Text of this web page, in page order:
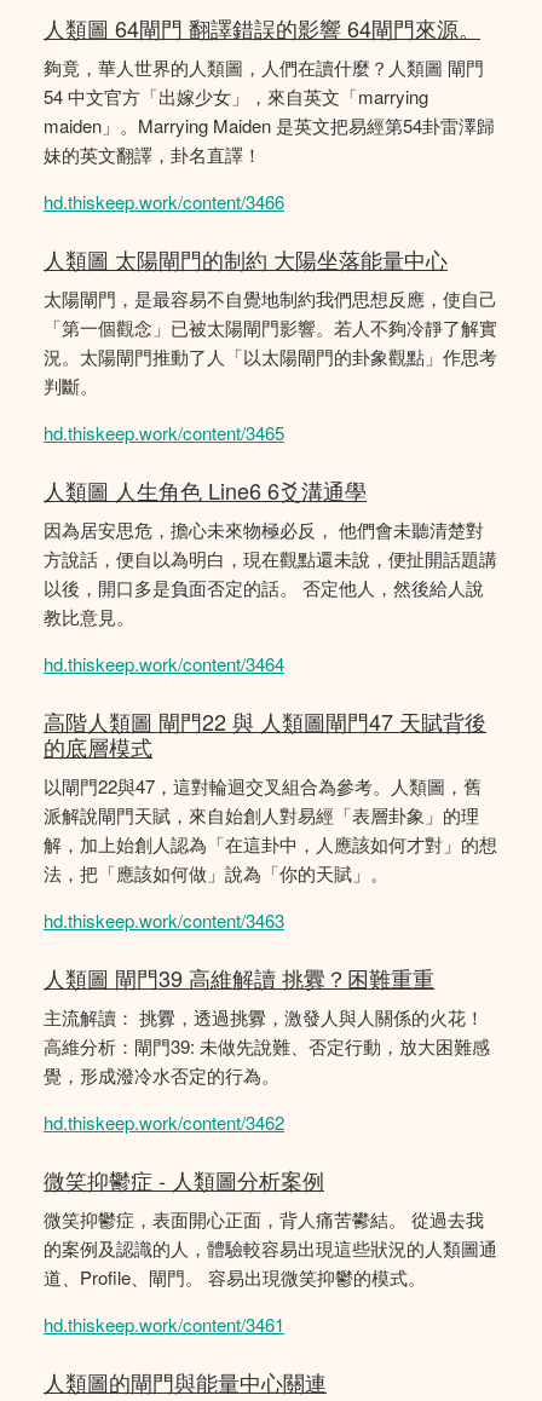
人類圖 64閘門 翻譯錯誤的影響 64閘門來源。
夠竟，華人世界的人類圖，人們在讀什麼？人類圖 閘門
54 中文官方「出嫁少女」，來自英文「marrying
maiden」。Marrying Maiden 是英文把易經第54卦雷澤歸
妹的英文翻譯，卦名直譯！
hd.thiskeep.work/content/3466
人類圖 太陽閘門的制約 大陽坐落能量中心
太陽閘門，是最容易不自覺地制約我們思想反應，使自己
「第一個觀念」已被太陽閘門影響。若人不夠冷靜了解實
況。太陽閘門推動了人「以太陽閘門的卦象觀點」作思考
判斷。
hd.thiskeep.work/content/3465
人類圖 人生角色 Line6 6爻溝通學
因為居安思危，擔心未來物極必反， 他們會未聽清楚對
方說話，便自以為明白，現在觀點還未說，便扯開話題講
以後，開口多是負面否定的話。 否定他人，然後給人說
教比意見。
hd.thiskeep.work/content/3464
高階人類圖 閘門22 與 人類圖閘門47 天賦背後
的底層模式
以閘門22與47，這對輪迴交叉組合為參考。人類圖，舊
派解說閘門天賦，來自始創人對易經「表層卦象」的理
解，加上始創人認為「在這卦中，人應該如何才對」的想
法，把「應該如何做」說為「你的天賦」。
hd.thiskeep.work/content/3463
人類圖 閘門39 高維解讀 挑釁？困難重重
主流解讀： 挑釁，透過挑釁，激發人與人關係的火花！
高維分析：閘門39: 未做先說難、否定行動，放大困難感
覺，形成潑冷水否定的行為。
hd.thiskeep.work/content/3462
微笑抑鬱症 - 人類圖分析案例
微笑抑鬱症，表面開心正面，背人痛苦鬰結。 從過去我
的案例及認識的人，體驗較容易出現這些狀況的人類圖通
道、Profile、閘門。 容易出現微笑抑鬱的模式。
hd.thiskeep.work/content/3461
人類圖的閘門與能量中心關連